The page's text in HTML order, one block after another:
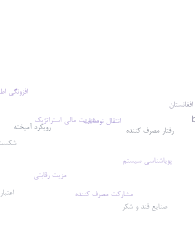
مدیریت مالی استراتژیک
پویاشناسی سیستم
رفتار مصرف کننده
مشارکت مصرف کننده
رویکرد آمیخته
مزیت رقابتی
صنایع قند و شکر
انتقال نوسانات
افغانستان
افزونگی